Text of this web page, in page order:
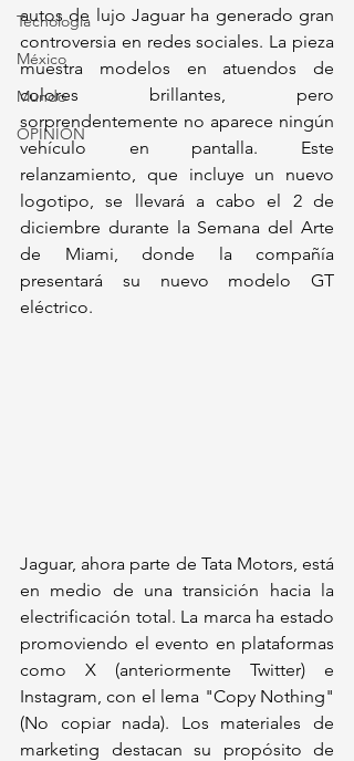
Tecnología
México
Mundo
OPINIÓN
autos de lujo Jaguar ha generado gran
controversia en redes sociales. La pieza
muestra modelos en atuendos de
colores brillantes, pero
sorprendentemente no aparece ningún
vehículo en pantalla. Este
relanzamiento, que incluye un nuevo
logotipo, se llevará a cabo el 2 de
diciembre durante la Semana del Arte
de Miami, donde la compañía
presentará su nuevo modelo GT
eléctrico.
Jaguar, ahora parte de Tata Motors, está
en medio de una transición hacia la
electrificación total. La marca ha estado
promoviendo el evento en plataformas
como X (anteriormente Twitter) e
Instagram, con el lema "Copy Nothing"
(No copiar nada). Los materiales de
marketing destacan su propósito de